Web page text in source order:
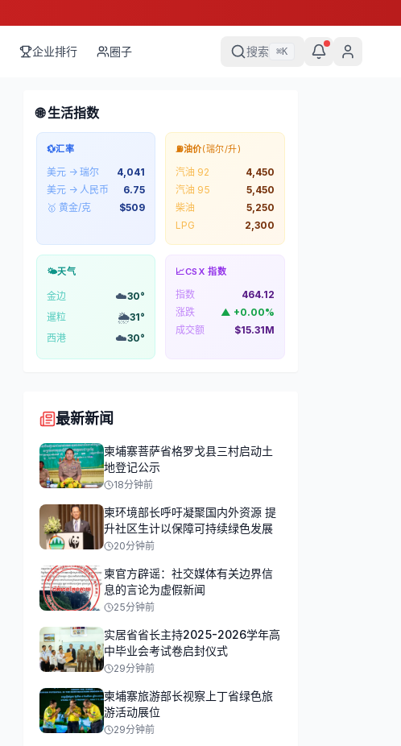
企业排行 圈子 搜索 ⌘K
🌐 生活指数
💱汇率
美元 → 瑞尔
4,041
美元 → 人民币
6.75
🥇 黄金/克
$509
⛽油价(瑞尔/升)
汽油 92
4,450
汽油 95
5,450
柴油
5,250
LPG
2,300
🌤️天气
金边 ☁️30°
暹粒
🌦️31°
西港
☁️30°
📈CSX 指数
指数
464.12
涨跌
▲ +0.00%
成交额
$15.31M
最新新闻
柬埔寨菩萨省格罗戈县三村启动土
地登记公示
18分钟前
柬环境部长呼吁凝聚国内外资源 提
升社区生计以保障可持续绿色发展
20分钟前
柬官方辟谣：社交媒体有关边界信
息的言论为虚假新闻
25分钟前
实居省省长主持2025-2026学年高
中毕业会考试卷启封仪式
29分钟前
柬埔寨旅游部长视察上丁省绿色旅
游活动展位
29分钟前